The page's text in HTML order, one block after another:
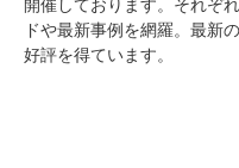
ドや最新事例を網羅。最新
好評を得ています。